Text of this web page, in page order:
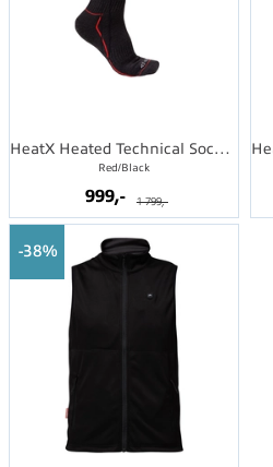
HeatX Heated Technical Socks w/batt.
Red/Black
999,- 1 799,-
38%